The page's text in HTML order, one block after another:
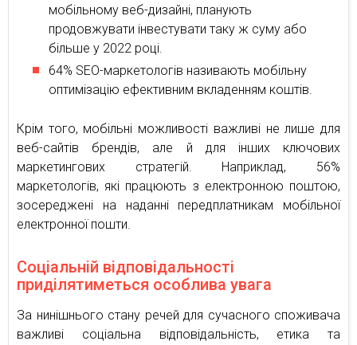
мобільному веб-дизайні, планують
продовжувати інвестувати таку ж суму або
більше у 2022 році.
64% SEO-маркетологів називають мобільну
оптимізацію ефективним вкладенням коштів.
Крім того, мобільні можливості важливі не лише для
веб-сайтів брендів, але й для інших ключових
маркетингових стратегій. Наприклад, 56%
маркетологів, які працюють з електронною поштою,
зосереджені на наданні передплатникам мобільної
електронної пошти.
Соціальній відповідальності
приділятиметься особлива увага
За нинішнього стану речей для сучасного споживача
важливі соціальна відповідальність, етика та